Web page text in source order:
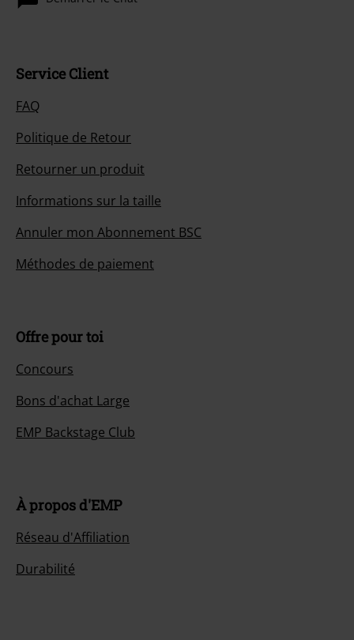
11.
14. J.B.O. (Live)
15. In Extremo (Live)
Rose Tattoo (Live)
18. Interviews
Service Client
FAQ
Politique de Retour
Retourner un produit
Informations sur la taille
Annuler mon Abonnement BSC
Méthodes de paiement
Offre pour toi
Concours
Bons d'achat Large
EMP Backstage Club
À propos d'EMP
Réseau d'Affiliation
Durabilité